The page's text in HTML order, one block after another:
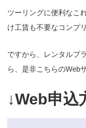
ツーリングに便利なこ
け工賃も不要なコンプ
ですから、レンタルプ
ら、是非こちらのWeb
↓Web申込